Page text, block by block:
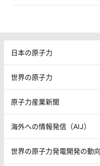
日本の原子力
世界の原子力
原子力産業新聞
海外への情報発信（AIJ）
世界の原子力発電開発の動向